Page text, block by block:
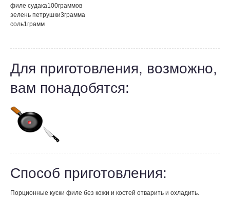
филе судака100граммов
зелень петрушки3грамма
соль1грамм
Для приготовления, возможно,
вам понадобятся:
Способ приготовления:
Порционные куски филе без кожи и костей отварить и охладить.